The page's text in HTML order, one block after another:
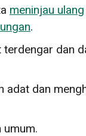
meninjau ulang
.
terdengar dan
adat dan
umum.